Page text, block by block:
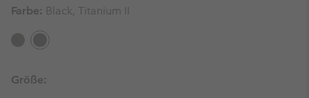
Farbe: Black, Titanium II
Größe: